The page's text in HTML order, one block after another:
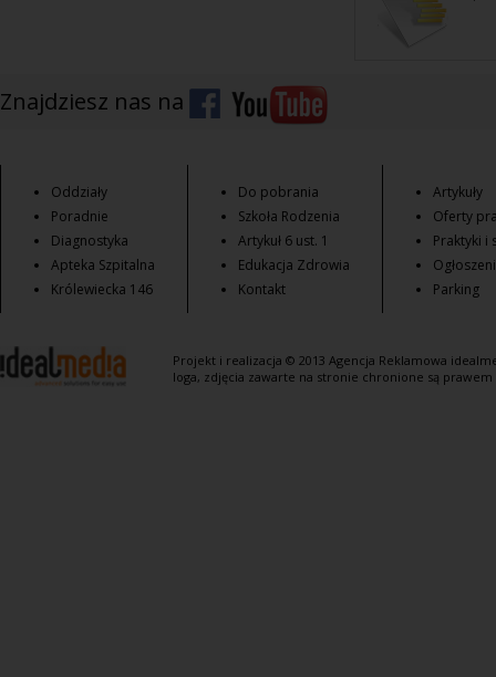
Znajdziesz nas na
Oddziały
Poradnie
Diagnostyka
Apteka Szpitalna
Królewiecka 146
Do pobrania
Szkoła Rodzenia
Artykuł 6 ust. 1
Edukacja Zdrowia
Kontakt
Artykuły
Oferty
Praktyki i
Parking
Projekt i realizacja © 2013 Agencja Reklamowa
loga, zdjęcia zawarte na stronie chronione są